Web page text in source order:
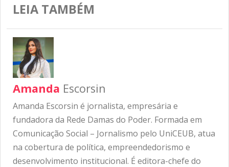
LEIA TAMBÉM
Amanda Escorsin
Amanda Escorsin é jornalista, empresária e
fundadora da Rede Damas do Poder. Formada em
Comunicação Social – Jornalismo pelo UniCEUB, atua
na cobertura de política, empreendedorismo e
desenvolvimento institucional. É editora-chefe do